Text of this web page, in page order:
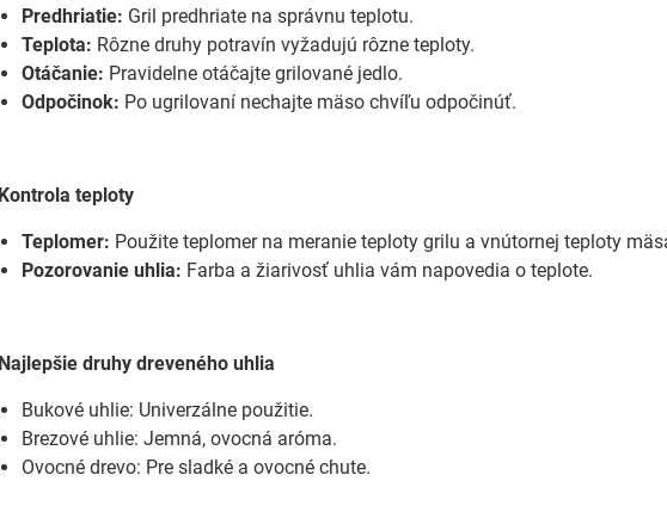
Predhriatie: Gril predhriate na správnu teplotu.
Teplota: Rôzne druhy potravín vyžadujú rôzne teploty.
Otáčanie: Pravidelne otáčajte grilované jedlo.
Odpočinok: Po ugrilovaní nechajte mäso chvíľu odpočinúť.
Kontrola teploty
Teplomer: Použite teplomer na meranie teploty grilu a vnútornej teploty
Pozorovanie uhlia: Farba a žiarivosť uhlia vám napovedia o teplote.
Najlepšie druhy dreveného uhlia
Bukové uhlie: Univerzálne použitie.
Brezové uhlie: Jemná, ovocná aróma.
Ovocné drevo: Pre sladké a ovocné chute.